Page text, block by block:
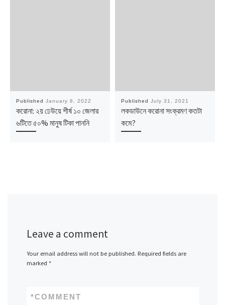
Published January 8, 2022
করোনা: ২য় ঢেউয়ে শীর্ষ ১০ জেলার
৬টিতে ৫০% মানুষ টিকা পাননি
Published July 31, 2021
লকডাউনে করোনা সংক্রমণ কতটা
কমে?
Leave a comment
Your email address will not be published. Required fields are
marked *
COMMENT
*